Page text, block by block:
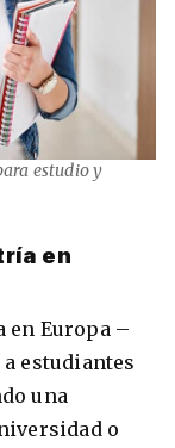
estudio y
en
en Europa –
estudiantes
una
o